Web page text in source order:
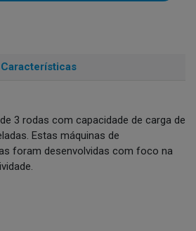
Características
3 rodas com capacidade de carga de
Estas máquinas de
foram desenvolvidas com foco na